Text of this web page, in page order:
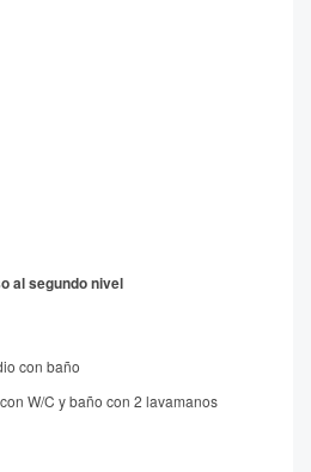
al segundo nivel
con baño
W/C y baño con 2 lavamanos